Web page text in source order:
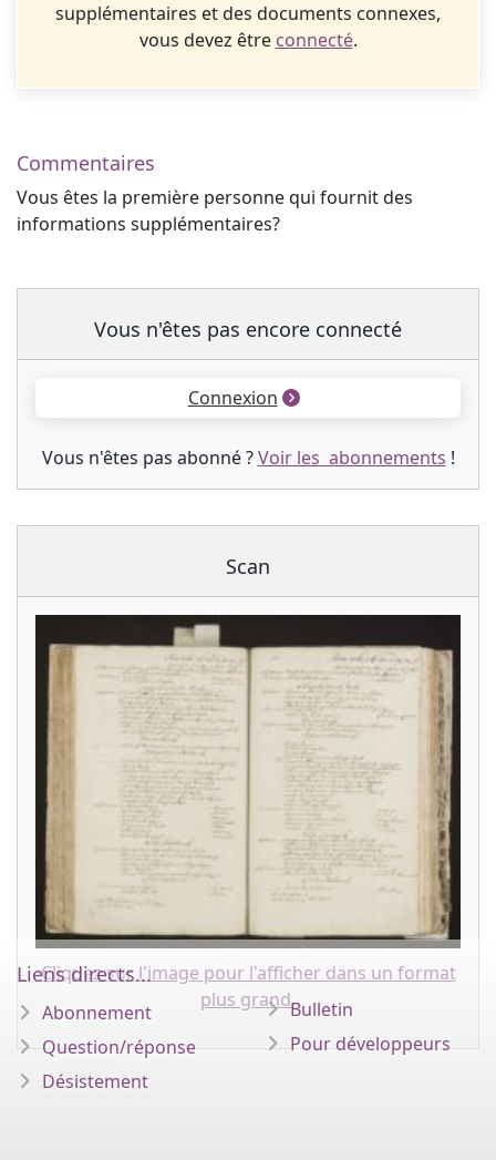
supplémentaires et des documents connexes,
vous devez être connecté.
Commentaires
Vous êtes la première personne qui fournit des
informations supplémentaires?
Vous n'êtes pas encore connecté
Connexion
Vous n'êtes pas abonné ?Voir les abonnements !
Scan
Cliquez sur l'image pour l'afficher dans un format
plus grand.
Liens directs...
Abonnement
Question/réponse
Désistement
Bulletin
Pour développeurs